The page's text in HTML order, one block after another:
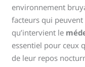
environnement
facteurs qui peuvent
qu’intervient le
essentiel pour ceux
de leur repos